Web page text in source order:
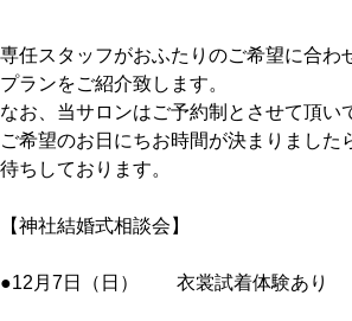
専任スタッフがおふたりのご希望に合わ
プランをご紹介致します。
なお、当サロンはご予約制とさせて頂い
ご希望のお日にちお時間が決まりました
待ちしております。
【神社結婚式相談会】
●12月7日（日） 衣裳試着体験あ